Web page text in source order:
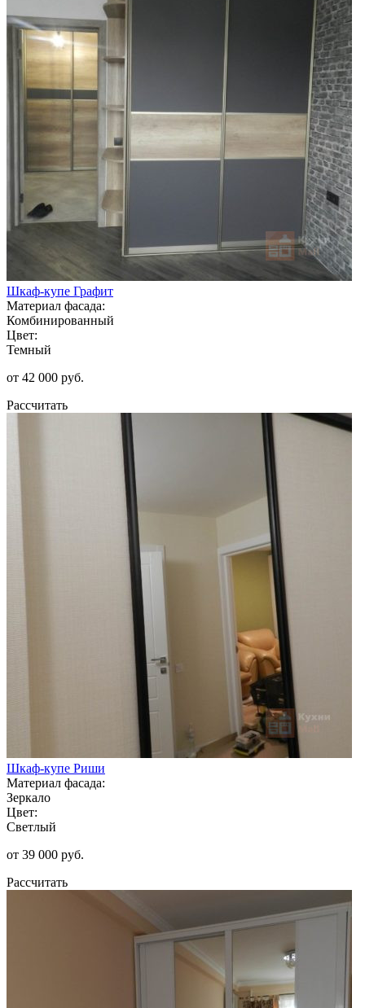
Шкаф-купе Графит
Материал фасада:
Комбинированный
Цвет:
Темный
от 42 000 руб.
Рассчитать
Шкаф-купе Риши
Материал фасада:
Зеркало
Цвет:
Светлый
от 39 000 руб.
Рассчитать